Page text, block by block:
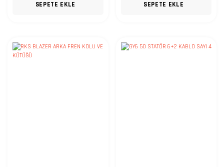
SEPETE EKLE SEPETE EKLE